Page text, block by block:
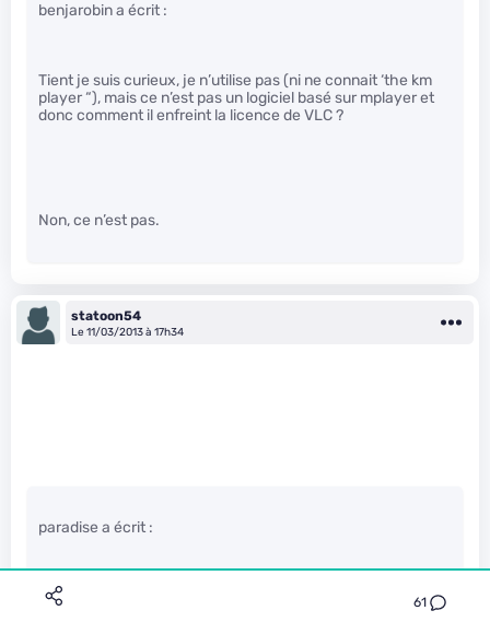
61
benjarobin a écrit :
Tient je suis curieux, je n’utilise pas (ni ne connait ‘the km
player “), mais ce n’est pas un logiciel basé sur mplayer et
donc comment il enfreint la licence de VLC ?
Non, ce n’est pas.
statoon54
Le 11/03/2013 à 17h34
paradise a écrit :